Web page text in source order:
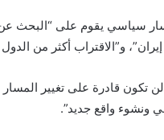
سياسي يقوم على “البحث عن
و”الاقتراب أكثر من
تكون قادرة على تغيير
ونشوء واقع جديد”.